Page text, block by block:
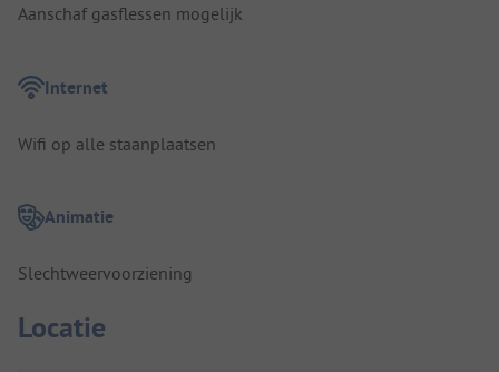
Aanschaf gasflessen mogelijk
Internet
Wifi op alle staanplaatsen
Animatie
Slechtweervoorziening
Locatie